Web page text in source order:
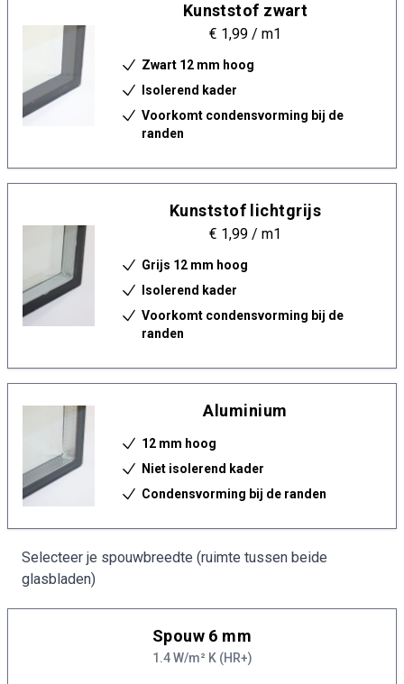
Kunststof zwart
€ 1,99 / m1
Zwart 12 mm hoog
Isolerend kader
Voorkomt condensvorming bij de
randen
Kunststof lichtgrijs
€ 1,99 / m1
Grijs 12 mm hoog
Isolerend kader
Voorkomt condensvorming bij de
randen
Aluminium
12 mm hoog
Niet isolerend kader
Condensvorming bij de randen
Selecteer je spouwbreedte (ruimte tussen beide
glasbladen)
Spouw 6 mm
1.4 W/m² K (HR+)